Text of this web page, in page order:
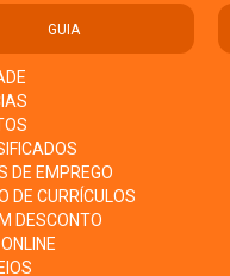
GUIA
DE EMPREGO
DE CURRÍCULOS
DESCONTO